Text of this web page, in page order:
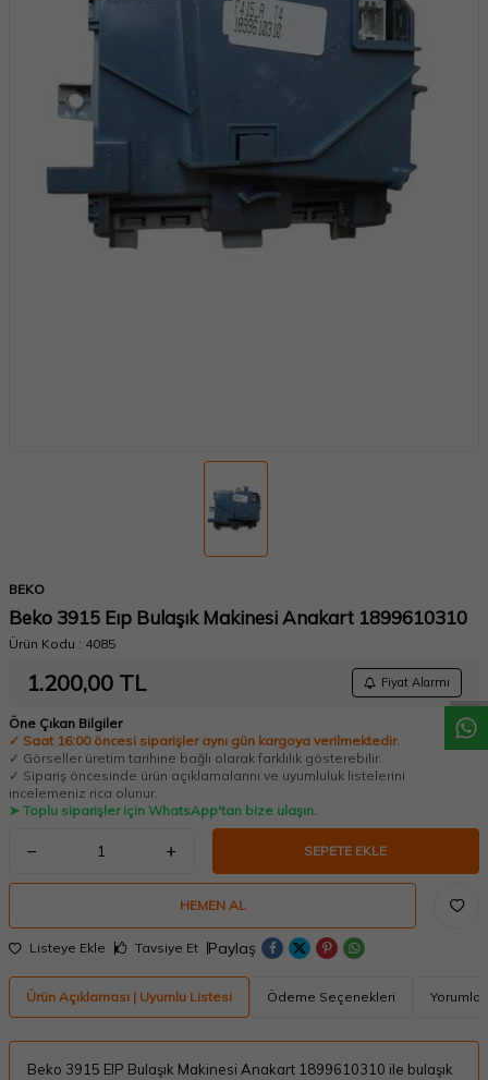
W
h
a
t
a
p
p
D
e
s
t
e
H
a
t
t
BEKO
Beko 3915 Eıp Bulaşık Makinesi Anakart 1899610310
Ürün Kodu : 4085
1.200,00 TL Fiyat Alarmı
Öne Çıkan Bilgiler
✓ Saat 16:00 öncesi siparişler aynı gün kargoya verilmektedir.
✓ Görseller üretim tarihine bağlı olarak farklılık gösterebilir.
✓ Sipariş öncesinde ürün açıklamalarını ve uyumluluk listelerini
incelemeniz rica olunur.
➤ Toplu siparişler için WhatsApp'tan bize ulaşın.
SEPETE EKLE
HEMEN AL
Listeye Ekle Tavsiye Et Paylaş
Ürün Açıklaması | Uyumlu Listesi Ödeme Seçenekleri Yorumlar
Beko 3915 EIP Bulaşık Makinesi Anakart 1899610310 ile bulaşık